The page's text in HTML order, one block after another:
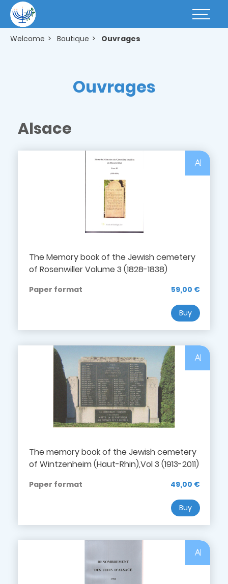
main
content
Basculer
Welcome Boutique Ouvrages
Ouvrages
Alsace
Al
The Memory book of the Jewish cemetery
of Rosenwiller Volume 3 (1828-1838)
Paper format 59,00 €
Buy
Al
The memory book of the Jewish cemetery
of Wintzenheim (Haut-Rhin),Vol 3 (1913-2011)
Paper format 49,00 €
Buy
Al